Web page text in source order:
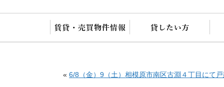
« 6/8（金）9（土）相模原市南区古淵４丁目にて